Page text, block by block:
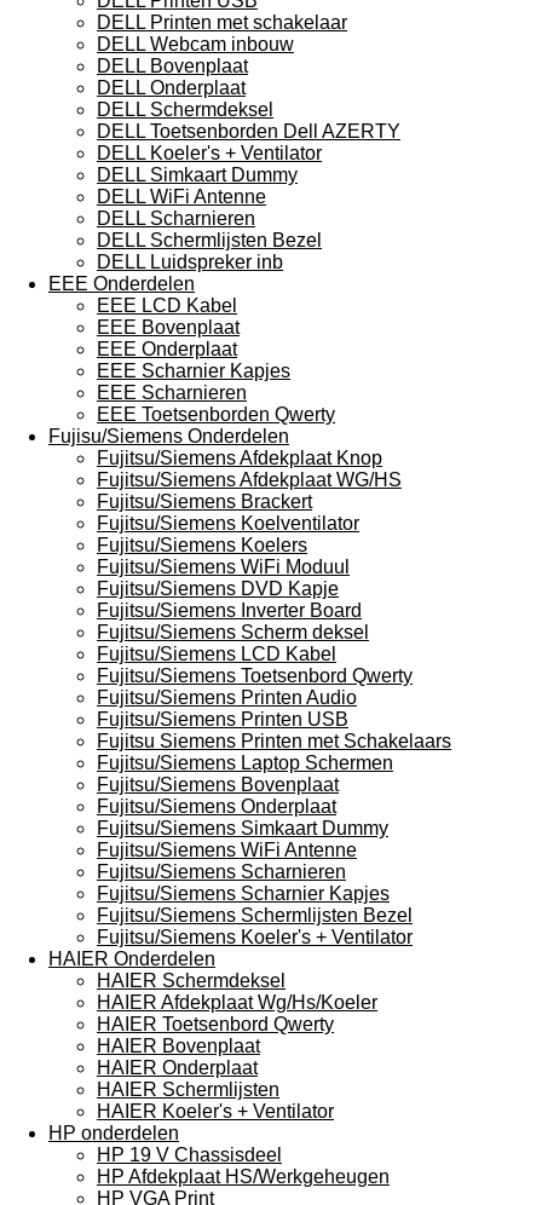
DELL Printen met schakelaar
DELL Webcam inbouw
DELL Bovenplaat
DELL Onderplaat
DELL Schermdeksel
DELL Toetsenborden Dell AZERTY
DELL Koeler's + Ventilator
DELL Simkaart Dummy
DELL WiFi Antenne
DELL Scharnieren
DELL Schermlijsten Bezel
DELL Luidspreker inb
EEE Onderdelen
EEE LCD Kabel
EEE Bovenplaat
EEE Onderplaat
EEE Scharnier Kapjes
EEE Scharnieren
EEE Toetsenborden Qwerty
Fujisu/Siemens Onderdelen
Fujitsu/Siemens Afdekplaat Knop
Fujitsu/Siemens Afdekplaat WG/HS
Fujitsu/Siemens Brackert
Fujitsu/Siemens Koelventilator
Fujitsu/Siemens Koelers
Fujitsu/Siemens WiFi Moduul
Fujitsu/Siemens DVD Kapje
Fujitsu/Siemens Inverter Board
Fujitsu/Siemens Scherm deksel
Fujitsu/Siemens LCD Kabel
Fujitsu/Siemens Toetsenbord Qwerty
Fujitsu/Siemens Printen Audio
Fujitsu/Siemens Printen USB
Fujitsu Siemens Printen met Schakelaars
Fujitsu/Siemens Laptop Schermen
Fujitsu/Siemens Bovenplaat
Fujitsu/Siemens Onderplaat
Fujitsu/Siemens Simkaart Dummy
Fujitsu/Siemens WiFi Antenne
Fujitsu/Siemens Scharnieren
Fujitsu/Siemens Scharnier Kapjes
Fujitsu/Siemens Schermlijsten Bezel
Fujitsu/Siemens Koeler's + Ventilator
HAIER Onderdelen
HAIER Schermdeksel
HAIER Afdekplaat Wg/Hs/Koeler
HAIER Toetsenbord Qwerty
HAIER Bovenplaat
HAIER Onderplaat
HAIER Schermlijsten
HAIER Koeler's + Ventilator
HP onderdelen
HP 19 V Chassisdeel
HP Afdekplaat HS/Werkgeheugen
HP VGA Print